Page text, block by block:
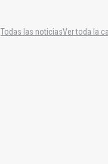
Todas las noticiasVer toda la